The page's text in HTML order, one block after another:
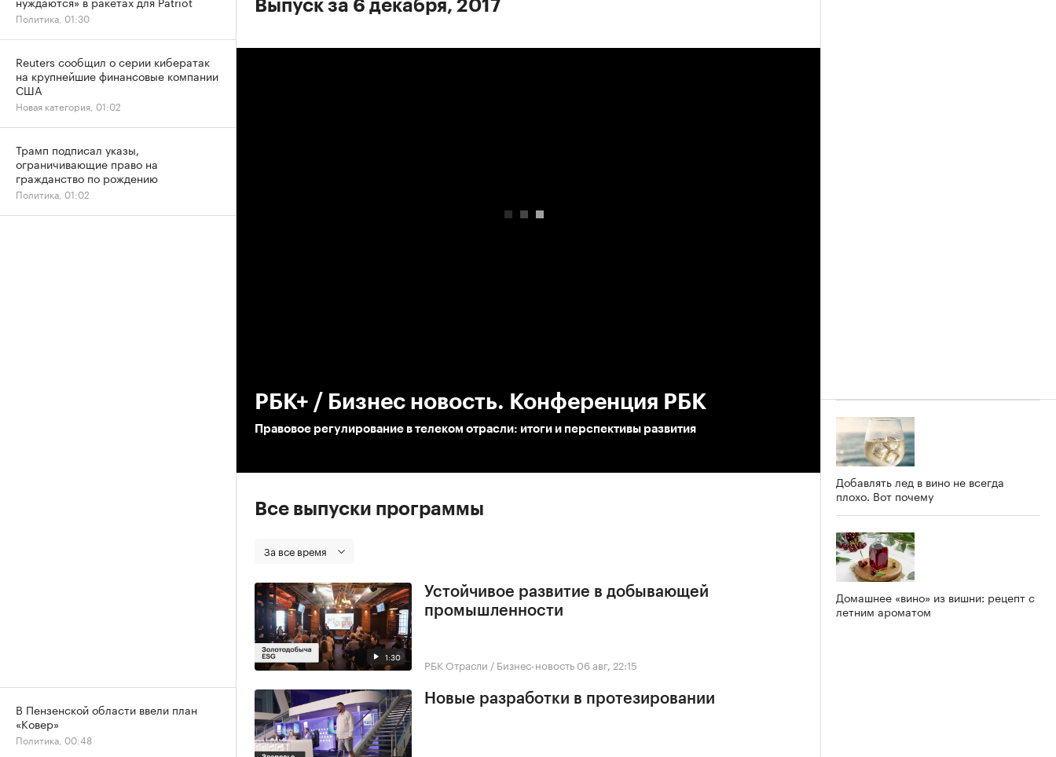
Выпуск за 6 декабря, 2017
РБК+ / Бизнес новость. Конференция РБК
Правовое регулирование в телеком отрасли: итоги и перспективы развития
Все выпуски программы
За все время
1:30
Устойчивое развитие в добывающей
промышленности
РБК Отрасли / Бизнес-новость 06 авг, 22:15
Новые разработки в протезировании
Добавлять лед в вино не всегда
плохо. Вот почему
Домашнее «вино» из вишни: рецепт с
летним ароматом
Политика, 01:30
Reuters сообщил о серии кибератак
на крупнейшие финансовые компании
США
Новая категория, 01:02
Трамп подписал указы,
ограничивающие право на
гражданство по рождению
Политика, 01:02
В Пензенской области ввели план
«Ковер»
Политика, 00:48